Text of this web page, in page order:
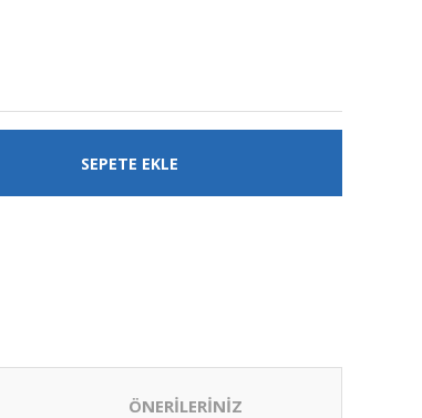
SEPETE EKLE
ÖNERİLERİNİZ